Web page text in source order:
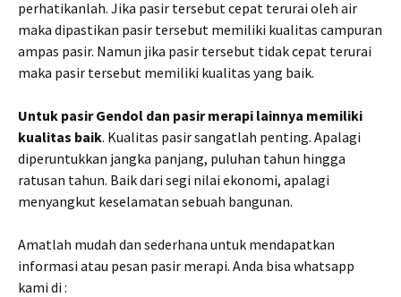
perhatikanlah. Jika pasir tersebut cepat terurai oleh air
maka dipastikan pasir tersebut memiliki kualitas campuran
ampas pasir. Namun jika pasir tersebut tidak cepat terurai
maka pasir tersebut memiliki kualitas yang baik.
Untuk pasir Gendol dan pasir merapi lainnya memiliki
kualitas baik. Kualitas pasir sangatlah penting. Apalagi
diperuntukkan jangka panjang, puluhan tahun hingga
ratusan tahun. Baik dari segi nilai ekonomi, apalagi
menyangkut keselamatan sebuah bangunan.
Amatlah mudah dan sederhana untuk mendapatkan
informasi atau pesan pasir merapi. Anda bisa whatsapp
kami di :